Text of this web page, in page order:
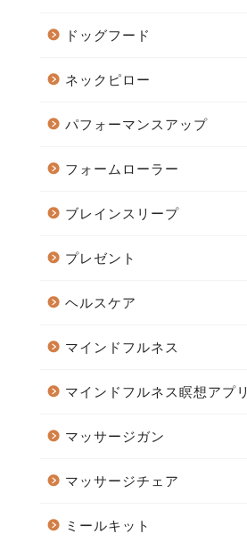
ドッグフード
ネックピロー
パフォーマンスアップ
フォームローラー
ブレインスリープ
プレゼント
ヘルスケア
マインドフルネス
マインドフルネス瞑想アプリ
マッサージガン
マッサージチェア
ミールキット